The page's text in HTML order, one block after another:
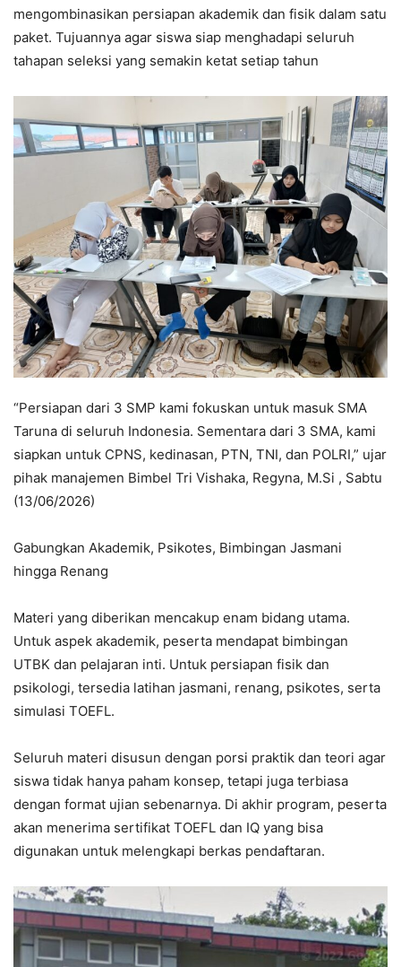
mengombinasikan persiapan akademik dan fisik dalam satu
paket. Tujuannya agar siswa siap menghadapi seluruh
tahapan seleksi yang semakin ketat setiap tahun
“Persiapan dari 3 SMP kami fokuskan untuk masuk SMA
Taruna di seluruh Indonesia. Sementara dari 3 SMA, kami
siapkan untuk CPNS, kedinasan, PTN, TNI, dan POLRI,” ujar
pihak manajemen Bimbel Tri Vishaka, Regyna, M.Si , Sabtu
(13/06/2026)
Gabungkan Akademik, Psikotes, Bimbingan Jasmani
hingga Renang
Materi yang diberikan mencakup enam bidang utama.
Untuk aspek akademik, peserta mendapat bimbingan
UTBK dan pelajaran inti. Untuk persiapan fisik dan
psikologi, tersedia latihan jasmani, renang, psikotes, serta
simulasi TOEFL.
Seluruh materi disusun dengan porsi praktik dan teori agar
siswa tidak hanya paham konsep, tetapi juga terbiasa
dengan format ujian sebenarnya. Di akhir program, peserta
akan menerima sertifikat TOEFL dan IQ yang bisa
digunakan untuk melengkapi berkas pendaftaran.